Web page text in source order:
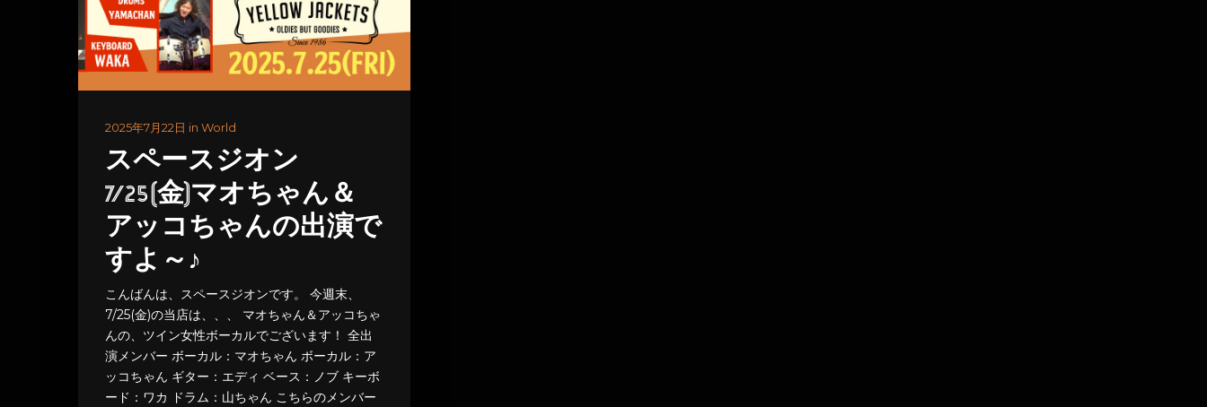
2025年7月22日 in World
スペースジオン
7/25(金)マオちゃん＆
アッコちゃんの出演で
すよ～♪
こんばんは、スペースジオンです。 今週末、
7/25(金)の当店は、、、 マオちゃん＆アッコちゃ
んの、ツイン女性ボーカルでございます！ 全出
演メンバー ボーカル：マオちゃん ボーカル：ア
ッコちゃん ギター：エディ ベース：ノブ キーボ
ード：ワカ ドラム：山ちゃん こちらのメンバー